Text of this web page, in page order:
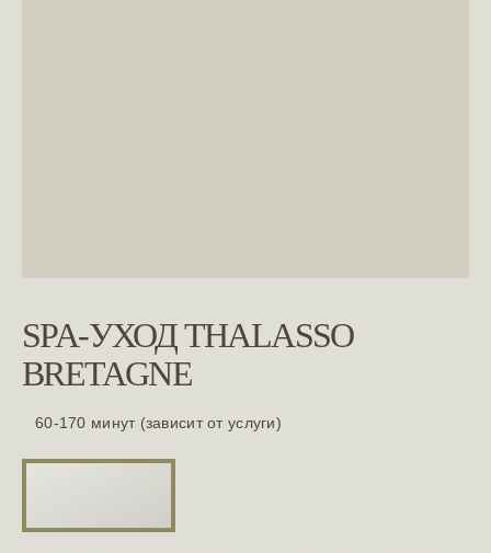
SPA-УХОД THALASSO
BRETAGNE
60-170 минут (зависит от услуги)